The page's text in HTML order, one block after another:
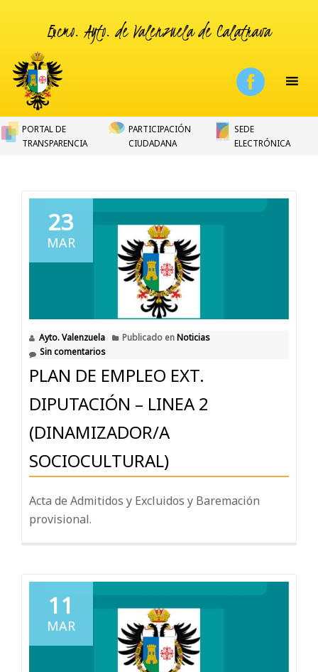
Excmo. Ayto. de Valenzuela de Calatrava
PORTAL DE
TRANSPARENCIA
PARTICIPACIÓN
CIUDADANA
SEDE
ELECTRÓNICA
23
MAR
Ayto. Valenzuela Publicado enNoticias
Sin comentarios
PLAN DE EMPLEO EXT.
DIPUTACIÓN – LINEA 2
(DINAMIZADOR/A
SOCIOCULTURAL)
Acta de Admitidos y Excluidos y Baremación
provisional.
11
MAR